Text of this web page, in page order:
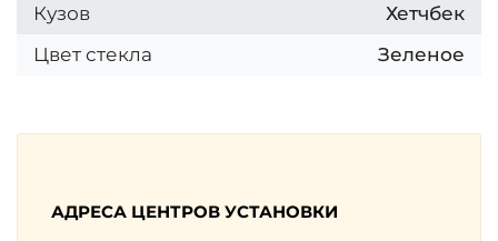
Кузов
Хетчбек
Цвет стекла
Зеленое
АДРЕСА ЦЕНТРОВ УСТАНОВКИ